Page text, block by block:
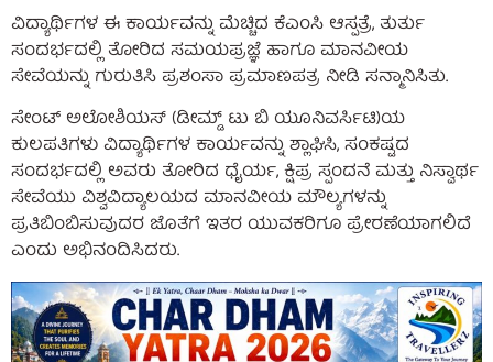
ವಿದ್ಯಾರ್ಥಿಗಳ ಈ ಕಾರ್ಯವನ್ನು ಮೆಚ್ಚಿದ ಕೆಎಂಸಿ ಆಸ್ಪತ್ರೆ, ತುರ್ತು
ಸಂದರ್ಭದಲ್ಲಿ ತೋರಿದ ಸಮಯಪ್ರಜ್ಞೆ ಹಾಗೂ ಮಾನವೀಯ
ಸೇವೆಯನ್ನು ಗುರುತಿಸಿ ಪ್ರಶಂಸಾ ಪ್ರಮಾಣಪತ್ರ ನೀಡಿ ಸನ್ಮಾನಿಸಿತು.
ಸೇಂಟ್ ಅಲೋಶಿಯಸ್ (ಡೀಮ್ಡ್ ಟು ಬಿ ಯೂನಿವರ್ಸಿಟಿ)ಯ
ಕುಲಪತಿಗಳು ವಿದ್ಯಾರ್ಥಿಗಳ ಕಾರ್ಯವನ್ನು ಶ್ಲಾಘಿಸಿ, ಸಂಕಷ್ಟದ
ಸಂದರ್ಭದಲ್ಲಿ ಅವರು ತೋರಿದ ಧೈರ್ಯ, ಕ್ಷಿಪ್ರ ಸ್ಪಂದನೆ ಮತ್ತು ನಿಸ್ವಾರ್ಥ
ಸೇವೆಯು ವಿಶ್ವವಿದ್ಯಾಲಯದ ಮಾನವೀಯ ಮೌಲ್ಯಗಳನ್ನು
ಪ್ರತಿಬಿಂಬಿಸುವುದರ ಜೊತೆಗೆ ಇತರ ಯುವಕರಿಗೂ ಪ್ರೇರಣೆಯಾಗಲಿದೆ
ಎಂದು ಅಭಿನಂದಿಸಿದರು.